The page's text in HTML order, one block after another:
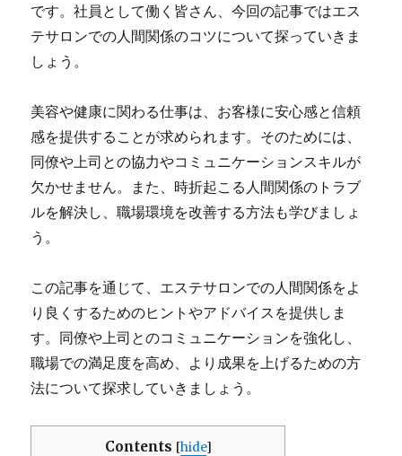
です。社員として働く皆さん、今回の記事ではエス
テサロンでの人間関係のコツについて探っていきま
しょう。
美容や健康に関わる仕事は、お客様に安心感と信頼
感を提供することが求められます。そのためには、
同僚や上司との協力やコミュニケーションスキルが
欠かせません。また、時折起こる人間関係のトラブ
ルを解決し、職場環境を改善する方法も学びましょ
う。
この記事を通じて、エステサロンでの人間関係をよ
り良くするためのヒントやアドバイスを提供しま
す。同僚や上司とのコミュニケーションを強化し、
職場での満足度を高め、より成果を上げるための方
法について探求していきましょう。
Contents [hide]